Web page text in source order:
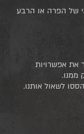
של הפרה או הרבע
את אפשרויות
ממנו.
לשאול אותנו.